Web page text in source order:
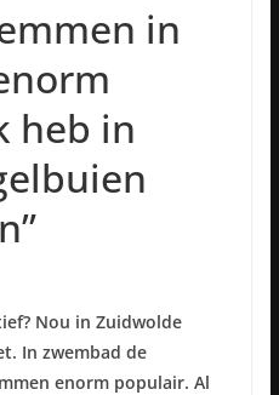
in
heb in
Nou in Zuidwolde
In zwembad de
enorm populair. Al